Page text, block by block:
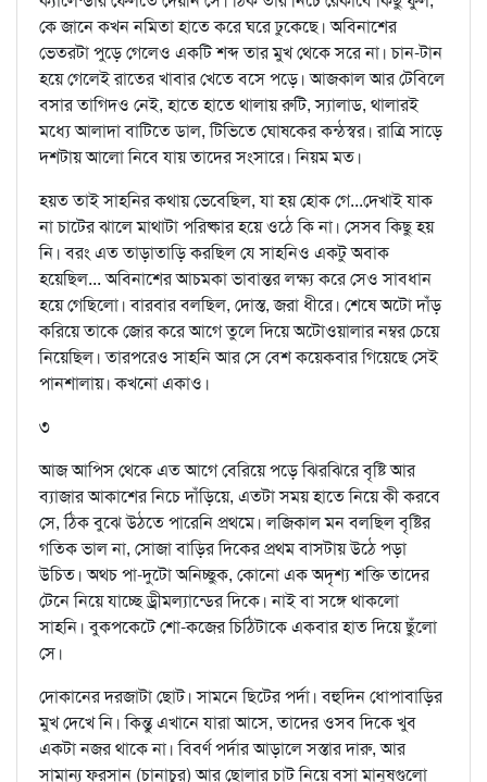
কে জানে কখন নমিতা হাতে করে ঘরে ঢুকেছে। অবিনাশের
ভেতরটা পুড়ে গেলেও একটি শব্দ তার মুখ থেকে সরে না। চান-টান
হয়ে গেলেই রাতের খাবার খেতে বসে পড়ে। আজকাল আর টেবিলে
বসার তাগিদও নেই, হাতে হাতে থালায় রুটি, স্যালাড, থালারই
মধ্যে আলাদা বাটিতে ডাল, টিভিতে ঘোষকের কন্ঠস্বর। রাত্রি সাড়ে
দশটায় আলো নিবে যায় তাদের সংসারে। নিয়ম মত।
হয়ত তাই সাহনির কথায় ভেবেছিল, যা হয় হোক গে...দেখাই যাক
না চাটের ঝালে মাথাটা পরিষ্কার হয়ে ওঠে কি না। সেসব কিছু হয়
নি। বরং এত তাড়াতাড়ি করছিল যে সাহনিও একটু অবাক
হয়েছিল... অবিনাশের আচমকা ভাবান্তর লক্ষ্য করে সেও সাবধান
হয়ে গেছিলো। বারবার বলছিল, দোস্ত, জরা ধীরে। শেষে অটো দাঁড়
করিয়ে তাকে জোর করে আগে তুলে দিয়ে অটোওয়ালার নম্বর চেয়ে
নিয়েছিল। তারপরেও সাহনি আর সে বেশ কয়েকবার গিয়েছে সেই
পানশালায়। কখনো একাও।
৩
আজ আপিস থেকে এত আগে বেরিয়ে পড়ে ঝিরঝিরে বৃষ্টি আর
ব্যাজার আকাশের নিচে দাঁড়িয়ে, এতটা সময় হাতে নিয়ে কী করবে
সে, ঠিক বুঝে উঠতে পারেনি প্রথমে। লজিকাল মন বলছিল বৃষ্টির
গতিক ভাল না, সোজা বাড়ির দিকের প্রথম বাসটায় উঠে পড়া
উচিত। অথচ পা-দুটো অনিচ্ছুক, কোনো এক অদৃশ্য শক্তি তাদের
টেনে নিয়ে যাচ্ছে ড্রীমল্যান্ডের দিকে। নাই বা সঙ্গে থাকলো
সাহনি। বুকপকেটে শো-কজের চিঠিটাকে একবার হাত দিয়ে ছুঁলো
সে।
দোকানের দরজাটা ছোট। সামনে ছিটের পর্দা। বহুদিন ধোপাবাড়ির
মুখ দেখে নি। কিন্তু এখানে যারা আসে, তাদের ওসব দিকে খুব
একটা নজর থাকে না। বিবর্ণ পর্দার আড়ালে সস্তার দারু, আর
সামান্য ফরসান (চানাচুর) আর ছোলার চাট নিয়ে বসা মানুষগুলো